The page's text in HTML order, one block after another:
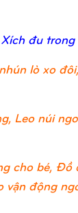
đu
lò xo
Leo núi
cho bé,
động